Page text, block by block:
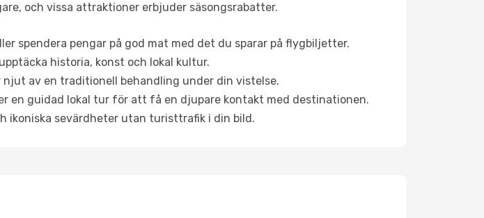
och vissa attraktioner erbjuder säsongsrabatter.
spendera pengar på god mat med det du sparar på flygbiljetter.
historia, konst och lokal kultur.
njut av en traditionell behandling under din vistelse.
en guidad lokal tur för att få en djupare kontakt med destinationen.
ikoniska sevärdheter utan turisttrafik i din bild.